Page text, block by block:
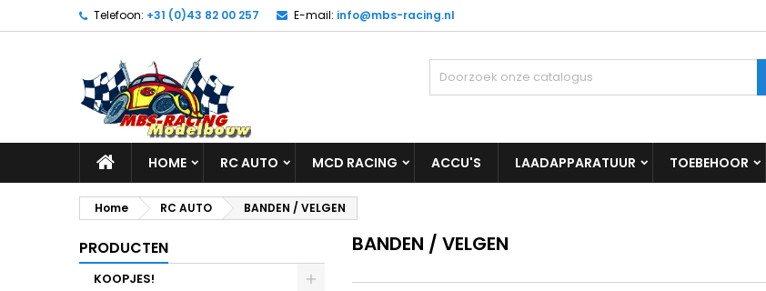
Telefoon: +31 (0)43 82 00 257 E-mail: info@mbs-racing.nl
HOME RC AUTO MCD RACING ACCU'S LAADAPPARATUUR TOEBEHOOR
Home RC AUTO BANDEN / VELGEN
PRODUCTEN
KOOPJES!
BANDEN / VELGEN